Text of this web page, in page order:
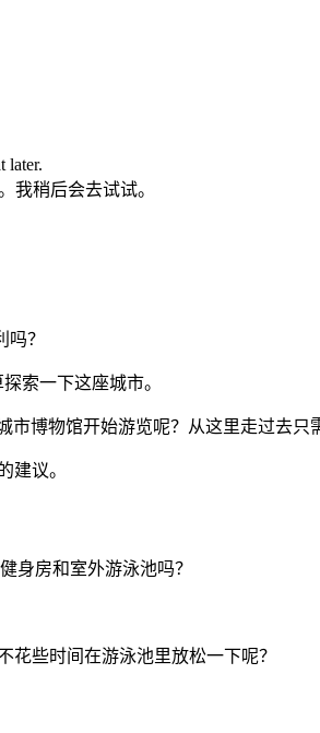
later.
我稍后会去试试。
？
索一下这座城市。
城市博物馆开始游览呢？从这里走过去只
建议。
身房和室外游泳池吗？
花些时间在游泳池里放松一下呢？